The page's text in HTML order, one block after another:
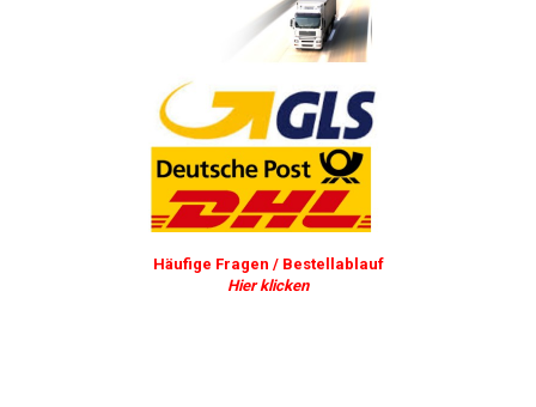
Häufige Fragen / Bestellablauf
Hier klicken